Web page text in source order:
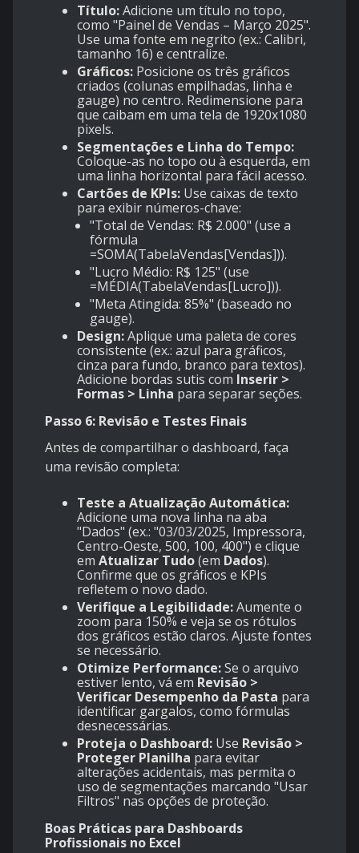
Título:Adicione um título no topo,
como "Painel de Vendas – Março 2025".
Use uma fonte em negrito (ex.: Calibri,
tamanho 16) e centralize.
Gráficos: Posicione os três gráficos
criados (colunas empilhadas, linha e
gauge) no centro. Redimensione para
que caibam em uma tela de 1920x1080
pixels.
Segmentações e Linha do Tempo:
Coloque-as no topo ou à esquerda, em
uma linha horizontal para fácil acesso.
Cartões de KPIs: Use caixas de texto
para exibir números-chave:
"Total de Vendas: R$ 2.000" (use a
fórmula
=SOMA(TabelaVendas[Vendas])).
"Lucro Médio: R$ 125" (use
=MÉDIA(TabelaVendas[Lucro])).
"Meta Atingida: 85%" (baseado no
gauge).
Design:Aplique uma paleta de cores
consistente (ex.: azul para gráficos,
cinza para fundo, branco para textos).
Adicione bordas sutis com Inserir >
Formas > Linha para separar seções.
Passo 6: Revisão e Testes Finais
Antes de compartilhar o dashboard, faça
uma revisão completa:
Teste a Atualização Automática:
Adicione uma nova linha na aba
"Dados" (ex.: "03/03/2025, Impressora,
Centro-Oeste, 500, 100, 400") e clique
em Atualizar Tudo(em Dados).
Confirme que os gráficos e KPIs
refletem o novo dado.
Verifique a Legibilidade:Aumente o
zoom para 150% e veja se os rótulos
dos gráficos estão claros. Ajuste fontes
se necessário.
Otimize Performance:Se o arquivo
estiver lento, vá em Revisão >
Verificar Desempenho da Pasta para
identificar gargalos, como fórmulas
desnecessárias.
Proteja o Dashboard: Use Revisão >
Proteger Planilha para evitar
alterações acidentais, mas permita o
uso de segmentações marcando "Usar
Filtros" nas opções de proteção.
Boas Práticas para Dashboards
Profissionais no Excel